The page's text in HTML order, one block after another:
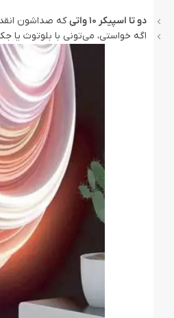
دو تا اسپیکر 10 واتی
که صداشون
اگه خواستی، می‌تونی با بلوتوث یا جک 3.5 میلی‌متری به اسپیکرای دیگه وصل